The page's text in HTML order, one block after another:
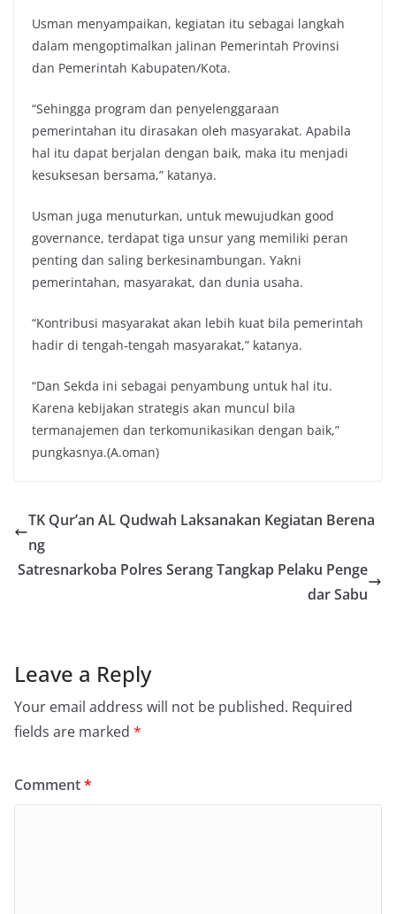
Usman menyampaikan, kegiatan itu sebagai langkah
dalam mengoptimalkan jalinan Pemerintah Provinsi
dan Pemerintah Kabupaten/Kota.
“Sehingga program dan penyelenggaraan
pemerintahan itu dirasakan oleh masyarakat. Apabila
hal itu dapat berjalan dengan baik, maka itu menjadi
kesuksesan bersama,” katanya.
Usman juga menuturkan, untuk mewujudkan good
governance, terdapat tiga unsur yang memiliki peran
penting dan saling berkesinambungan. Yakni
pemerintahan, masyarakat, dan dunia usaha.
“Kontribusi masyarakat akan lebih kuat bila pemerintah
hadir di tengah-tengah masyarakat,” katanya.
“Dan Sekda ini sebagai penyambung untuk hal itu.
Karena kebijakan strategis akan muncul bila
termanajemen dan terkomunikasikan dengan baik,”
pungkasnya.(A.oman)
TK Qur’an AL Qudwah Laksanakan Kegiatan Berena
ng
Satresnarkoba Polres Serang Tangkap Pelaku Penge
dar Sabu
Leave a Reply
Your email address will not be published. Required
fields are marked *
Comment*